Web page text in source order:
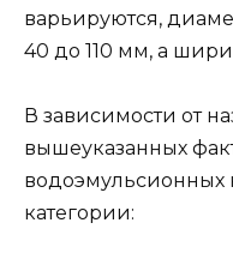
варьируются,
40 до 110 мм, а
В зависимости от
вышеуказанных
водоэмульсионных
категории: